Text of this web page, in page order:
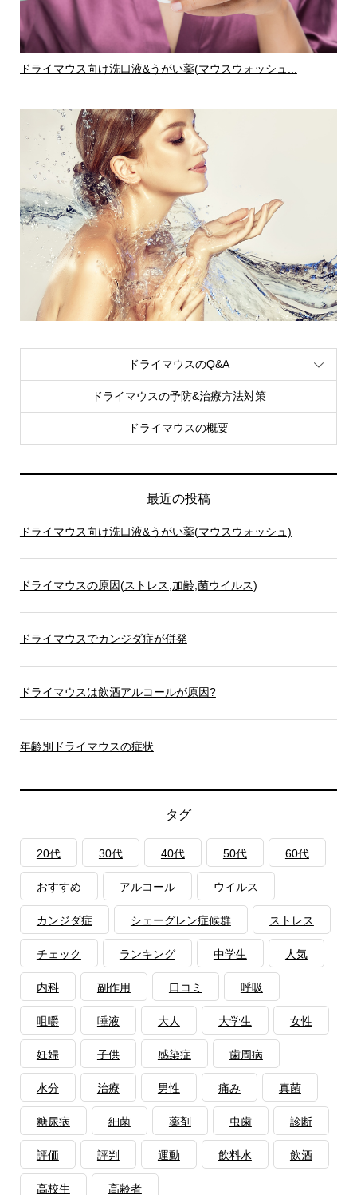
ドライマウス向け洗口液&うがい薬(マウスウォッシュ...
ドライマウスのQ&A
ドライマウスの予防&治療方法対策
ドライマウスの概要
最近の投稿
ドライマウス向け洗口液&うがい薬(マウスウォッシュ)
ドライマウスの原因(ストレス,加齢,菌ウイルス)
ドライマウスでカンジダ症が併発
ドライマウスは飲酒アルコールが原因?
年齢別ドライマウスの症状
タグ
20代 30代 40代 50代 60代
おすすめ アルコール ウイルス
カンジダ症 シェーグレン症候群 ストレス
チェック ランキング 中学生 人気
内科 副作用 口コミ 呼吸
咀嚼 唾液 大人 大学生 女性
妊婦 子供 感染症 歯周病
水分 治療 男性 痛み 真菌
糖尿病 細菌 薬剤 虫歯 診断
評価 評判 運動 飲料水 飲酒
高校生 高齢者